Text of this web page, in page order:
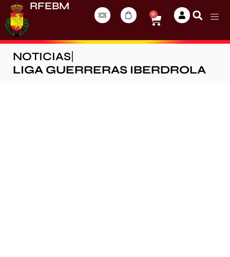
RFEBM
0
NOTICIAS
LIGA GUERRERAS IBERDROLA